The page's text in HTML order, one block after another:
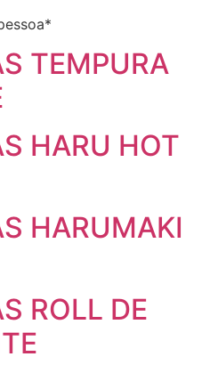
TEMPURA
HARU HOT
HARUMAKI
ROLL DE